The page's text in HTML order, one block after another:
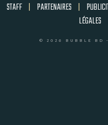
STAFF | PARTENAIRES |
LÉGALES
© 2026 BUBBLE BD -